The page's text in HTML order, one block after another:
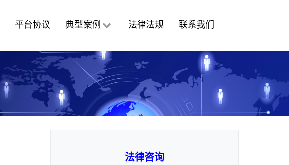
平台协议 典型案例 法律法规 联系我们
法律咨询